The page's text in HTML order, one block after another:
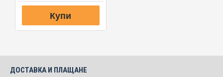
Купи
ДОСТАВКА И ПЛАЩАНЕ